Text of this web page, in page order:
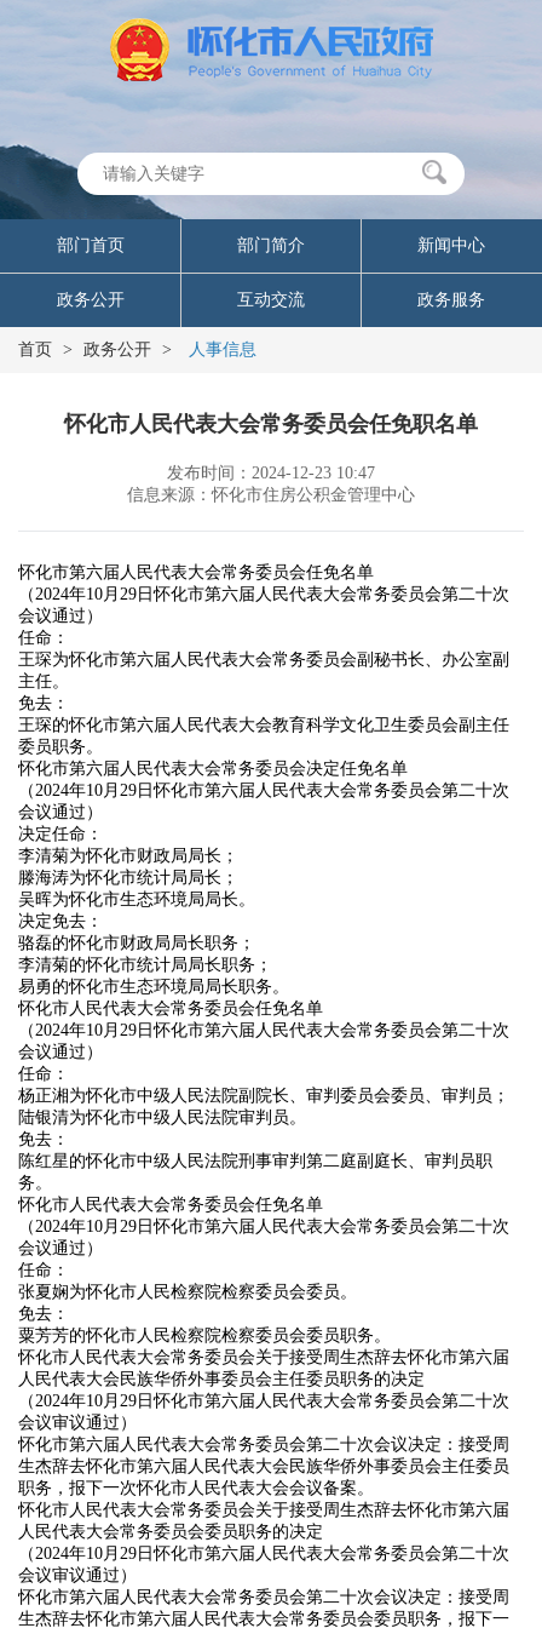
部门首页 部门简介 新闻中心
政务公开 互动交流 政务服务
首页 > 政务公开 > 人事信息
怀化市人民代表大会常务委员会任免职名单
发布时间：2024-12-23 10:47
信息来源：怀化市住房公积金管理中心
怀化市第六届人民代表大会常务委员会任免名单
（2024年10月29日怀化市第六届人民代表大会常务委员会第二十次
会议通过）
任命：
王琛为怀化市第六届人民代表大会常务委员会副秘书长、办公室副
主任。
免去：
王琛的怀化市第六届人民代表大会教育科学文化卫生委员会副主任
委员职务。
怀化市第六届人民代表大会常务委员会决定任免名单
（2024年10月29日怀化市第六届人民代表大会常务委员会第二十次
会议通过）
决定任命：
李清菊为怀化市财政局局长；
滕海涛为怀化市统计局局长；
吴晖为怀化市生态环境局局长。
决定免去：
骆磊的怀化市财政局局长职务；
李清菊的怀化市统计局局长职务；
易勇的怀化市生态环境局局长职务。
怀化市人民代表大会常务委员会任免名单
（2024年10月29日怀化市第六届人民代表大会常务委员会第二十次
会议通过）
任命：
杨正湘为怀化市中级人民法院副院长、审判委员会委员、审判员；
陆银清为怀化市中级人民法院审判员。
免去：
陈红星的怀化市中级人民法院刑事审判第二庭副庭长、审判员职
务。
怀化市人民代表大会常务委员会任免名单
（2024年10月29日怀化市第六届人民代表大会常务委员会第二十次
会议通过）
任命：
张夏娴为怀化市人民检察院检察委员会委员。
免去：
粟芳芳的怀化市人民检察院检察委员会委员职务。
怀化市人民代表大会常务委员会关于接受周生杰辞去怀化市第六届
人民代表大会民族华侨外事委员会主任委员职务的决定
（2024年10月29日怀化市第六届人民代表大会常务委员会第二十次
会议审议通过）
怀化市第六届人民代表大会常务委员会第二十次会议决定：接受周
生杰辞去怀化市第六届人民代表大会民族华侨外事委员会主任委员
职务，报下一次怀化市人民代表大会会议备案。
怀化市人民代表大会常务委员会关于接受周生杰辞去怀化市第六届
人民代表大会常务委员会委员职务的决定
（2024年10月29日怀化市第六届人民代表大会常务委员会第二十次
会议审议通过）
怀化市第六届人民代表大会常务委员会第二十次会议决定：接受周
生杰辞去怀化市第六届人民代表大会常务委员会委员职务，报下一